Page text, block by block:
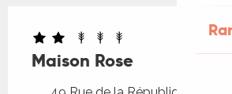
Maison Rose